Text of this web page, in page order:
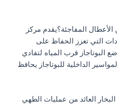
المفاجئة؟يقدم مركز
التي تعزز الحفاظ على
البوتاجاز قرب المياه لتفادي
الداخلية للبوتاجاز يحافظ
العائد من عمليات الطهي